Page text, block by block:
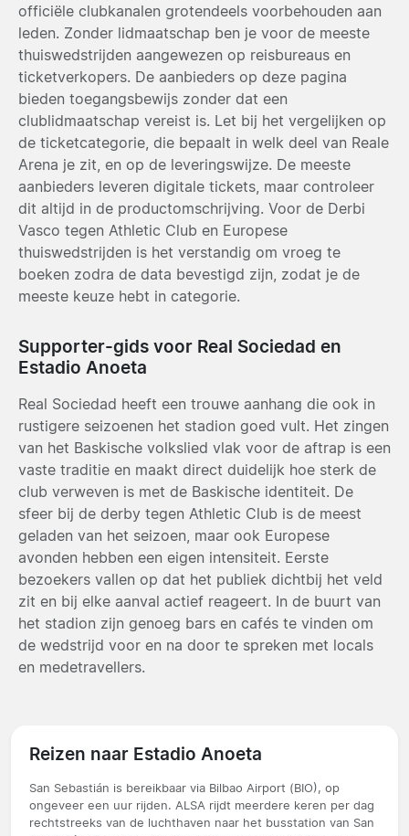
officiële clubkanalen grotendeels voorbehouden aan
leden. Zonder lidmaatschap ben je voor de meeste
thuiswedstrijden aangewezen op reisbureaus en
ticketverkopers. De aanbieders op deze pagina
bieden toegangsbewijs zonder dat een
clublidmaatschap vereist is. Let bij het vergelijken op
de ticketcategorie, die bepaalt in welk deel van Reale
Arena je zit, en op de leveringswijze. De meeste
aanbieders leveren digitale tickets, maar controleer
dit altijd in de productomschrijving. Voor de Derbi
Vasco tegen Athletic Club en Europese
thuiswedstrijden is het verstandig om vroeg te
boeken zodra de data bevestigd zijn, zodat je de
meeste keuze hebt in categorie.
Supporter-gids voor Real Sociedad en
Estadio Anoeta
Real Sociedad heeft een trouwe aanhang die ook in
rustigere seizoenen het stadion goed vult. Het zingen
van het Baskische volkslied vlak voor de aftrap is een
vaste traditie en maakt direct duidelijk hoe sterk de
club verweven is met de Baskische identiteit. De
sfeer bij de derby tegen Athletic Club is de meest
geladen van het seizoen, maar ook Europese
avonden hebben een eigen intensiteit. Eerste
bezoekers vallen op dat het publiek dichtbij het veld
zit en bij elke aanval actief reageert. In de buurt van
het stadion zijn genoeg bars en cafés te vinden om
de wedstrijd voor en na door te spreken met locals
en medetravellers.
Reizen naar Estadio Anoeta
San Sebastián is bereikbaar via Bilbao Airport (BIO), op
ongeveer een uur rijden. ALSA rijdt meerdere keren per dag
rechtstreeks van de luchthaven naar het busstation van San